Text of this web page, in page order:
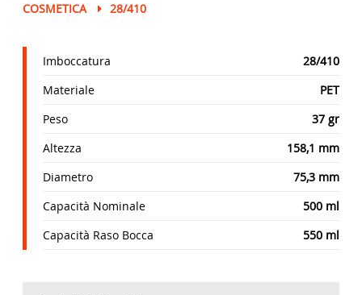
COSMETICA 28/410
Imboccatura
28/410
Materiale
PET
Peso
37 gr
Altezza
158,1 mm
Diametro
75,3 mm
Capacità Nominale
500 ml
Capacità Raso Bocca
550 ml